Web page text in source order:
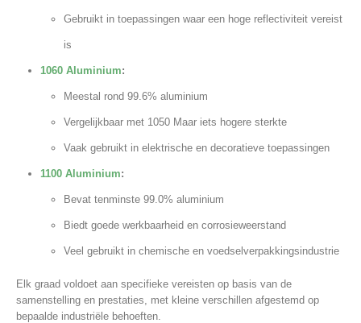
Gebruikt in toepassingen waar een hoge reflectiviteit vereist
is
1060 Aluminium:
Meestal rond 99.6% aluminium
Vergelijkbaar met 1050 Maar iets hogere sterkte
Vaak gebruikt in elektrische en decoratieve toepassingen
1100 Aluminium:
Bevat tenminste 99.0% aluminium
Biedt goede werkbaarheid en corrosieweerstand
Veel gebruikt in chemische en voedselverpakkingsindustrie
Elk graad voldoet aan specifieke vereisten op basis van de
samenstelling en prestaties, met kleine verschillen afgestemd op
bepaalde industriële behoeften.